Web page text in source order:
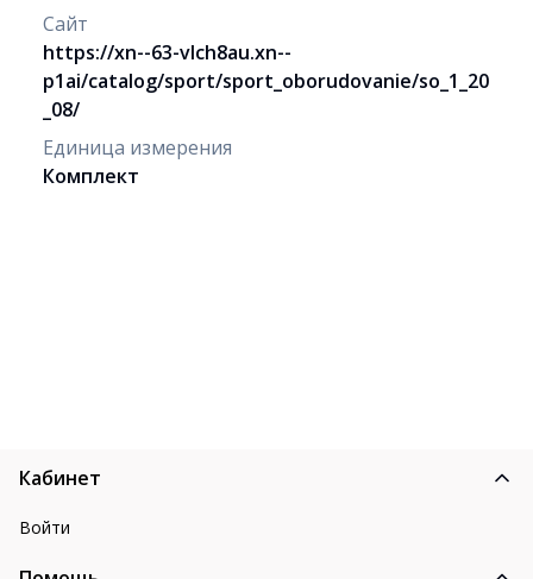
Сайт
https://xn--63-vlch8au.xn--
p1ai/catalog/sport/sport_oborudovanie/so_1_20
_08/
Единица измерения
Комплект
Кабинет
Войти